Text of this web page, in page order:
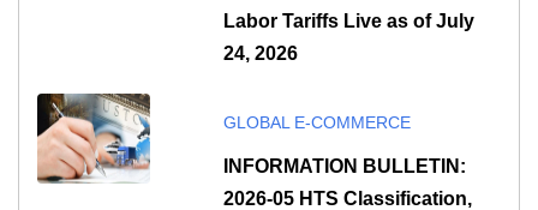
Labor Tariffs Live as of July
24, 2026
GLOBAL E-COMMERCE
INFORMATION BULLETIN:
2026-05 HTS Classification,